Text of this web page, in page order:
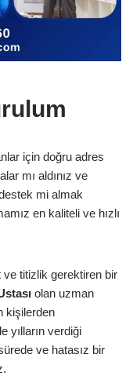
için doğru adres
mı aldınız ve
mi almak
en kaliteli ve hızlı
titizlik gerektiren bir
olan uzman
kişilerden
yılların verdiği
ve hatasız bir